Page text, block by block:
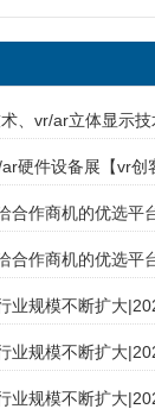
、vr/ar立体显示
硬件设备展【vr创
合作商机的优选平
合作商机的优选平
业规模不断扩大
业规模不断扩大
业规模不断扩大